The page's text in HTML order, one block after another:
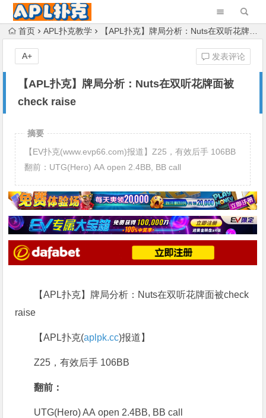
首页 APL扑克教学 【APL扑克】牌局分析：Nuts在双听花牌面被check raise
【APL扑克】牌局分析：Nuts在双听花牌面被
check raise
发表评论
A+
摘要
【EV扑克(www.evp66.com)报道】Z25，有效后手 106BB
翻前：UTG(Hero) AA open 2.4BB, BB call
【APL扑克】牌局分析：Nuts在双听花牌面被check
raise
【APL扑克(aplpk.cc)报道】
Z25，有效后手 106BB
翻前：
UTG(Hero) AA open 2.4BB, BB call